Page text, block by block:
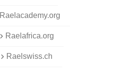
Raelacademy.org
Raelafrica.org
Raelswiss.ch